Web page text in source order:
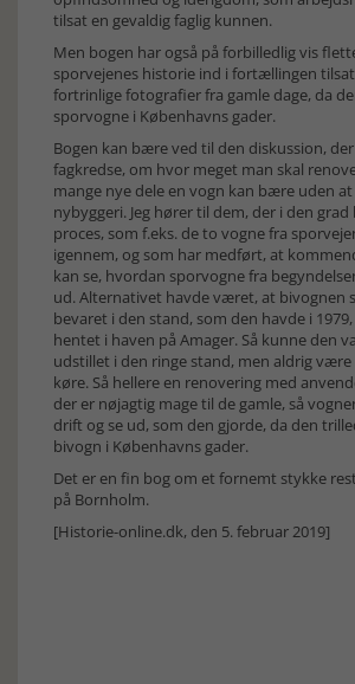
tilsat en gevaldig faglig kunnen.
Men bogen har også på forbilledlig vis
sporvejenes historie ind i fortællingen
fortrinlige fotografier fra gamle dage, da
sporvogne i Københavns gader.
Bogen kan bære ved til den diskussion,
fagkredse, om hvor meget man skal
mange nye dele en vogn kan bære uden
nybyggeri. Jeg hører til dem, der i den
proces, som f.eks. de to vogne fra
igennem, og som har medført, at
kan se, hvordan sporvogne fra
ud. Alternativet havde været, at bivognen
bevaret i den stand, som den havde i
hentet i haven på Amager. Så kunne den
udstillet i den ringe stand, men aldrig
køre. Så hellere en renovering med
der er nøjagtig mage til de gamle, så
drift og se ud, som den gjorde, da den
bivogn i Københavns gader.
Det er en fin bog om et fornemt stykke
på Bornholm.
[Historie-online.dk, den 5. februar 2019]